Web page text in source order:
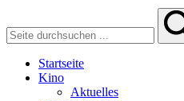
Startseite
Kino
Aktuelles